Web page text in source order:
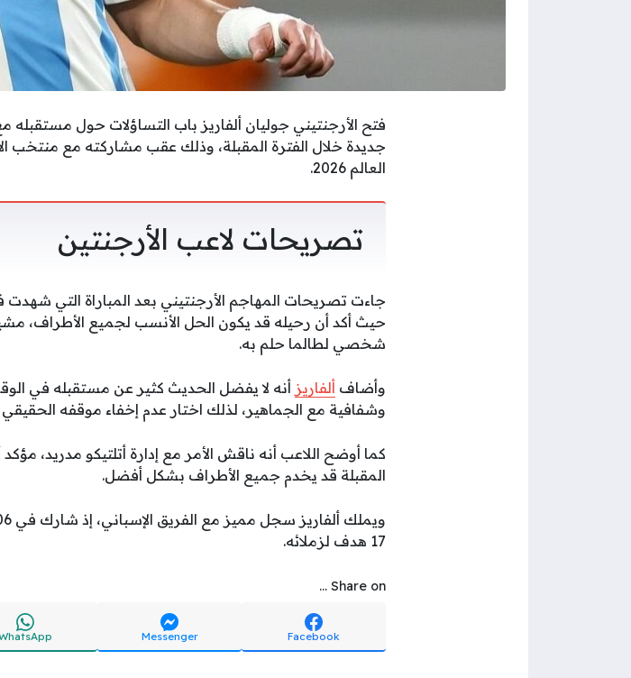
فتح الأرجنتيني جوليان ألفاريز باب التساؤلات حول
جديدة خلال الفترة المقبلة، وذلك عقب مشاركته مع
العالم 2026.
تصريحات لاعب الأرجنتين
جاءت تصريحات المهاجم الأرجنتيني بعد المباراة التي
حيث أكد أن رحيله قد يكون الحل الأنسب لجميع الأطراف،
شخصي لطالما حلم به.
وأضاف ألفاريز أنه لا يفضل الحديث كثير عن مستقبله في
وشفافية مع الجماهير، لذلك اختار عدم إخفاء موقفه الحقيقي
كما أوضح اللاعب أنه ناقش الأمر مع إدارة أتلتيكو مدريد،
المقبلة قد يخدم جميع الأطراف بشكل أفضل.
17 هدف لزملائه.
Share on ...
Facebook
Messenger